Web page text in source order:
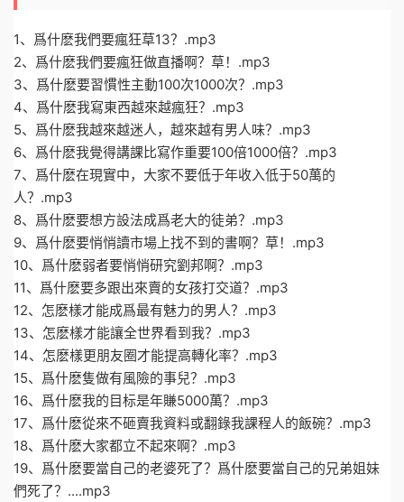
1、爲什麽我們要瘋狂草13？.mp3
2、爲什麽我們要瘋狂做直播啊？草！.mp3
3、爲什麽要習慣性主動100次1000次？.mp3
4、爲什麽我寫東西越來越瘋狂？.mp3
5、爲什麽我越來越迷人，越來越有男人味？.mp3
6、爲什麽我覺得講課比寫作重要100倍1000倍？.mp3
7、爲什麽在現實中，大家不要低于年收入低于50萬的
人？.mp3
8、爲什麽要想方設法成爲老大的徒弟？.mp3
9、爲什麽要悄悄讀市場上找不到的書啊？草！.mp3
10、爲什麽弱者要悄悄研究劉邦啊？.mp3
11、爲什麽要多跟出來賣的女孩打交道？.mp3
12、怎麽樣才能成爲最有魅力的男人？.mp3
13、怎麽樣才能讓全世界看到我？.mp3
14、怎麽樣更朋友圈才能提高轉化率？.mp3
15、爲什麽隻做有風險的事兒？.mp3
16、爲什麽我的目标是年賺5000萬？.mp3
17、爲什麽從來不砸賣我資料或翻錄我課程人的飯碗？.mp3
18、爲什麽大家都立不起來啊？.mp3
19、爲什麽要當自己的老婆死了？爲什麽要當自己的兄弟姐妹
們死了？....mp3